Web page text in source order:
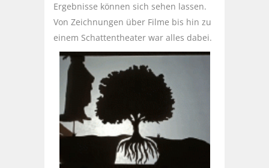
Ergebnisse können sich sehen lassen.
Von Zeichnungen über Filme bis hin zu
einem Schattentheater war alles dabei.